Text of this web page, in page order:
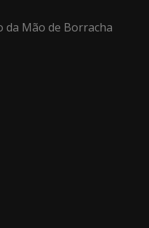
da Mão de Borracha